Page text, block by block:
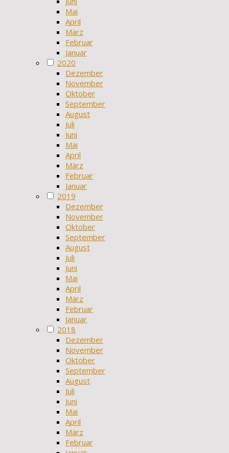
Mai
April
März
Februar
Januar
2020
Dezember
November
Oktober
September
August
Juli
Juni
Mai
April
März
Februar
Januar
2019
Dezember
November
Oktober
September
August
Juli
Juni
Mai
April
März
Februar
Januar
2018
Dezember
November
Oktober
September
August
Juli
Juni
Mai
April
März
Februar